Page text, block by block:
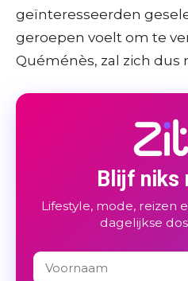
geïnteresseerden
geroepen voelt om te
Quéménès, zal zich dus
Blijf niks
Lifestyle, mode, reizen
dagelijkse